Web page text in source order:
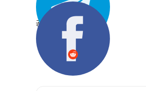
공유하기: